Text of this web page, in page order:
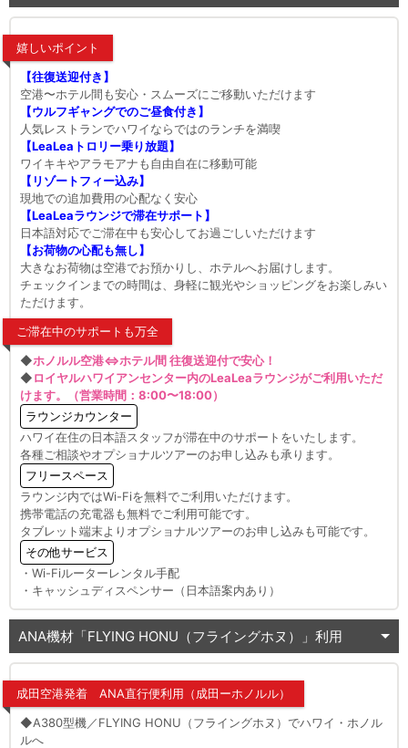
嬉しいポイント
【往復送迎付き】
空港〜ホテル間も安心・スムーズにご移動いただけます
【ウルフギャングでのご昼食付き】
人気レストランでハワイならではのランチを満喫
【LeaLeaトロリー乗り放題】
ワイキキやアラモアナも自由自在に移動可能
【リゾートフィー込み】
現地での追加費用の心配なく安心
【LeaLeaラウンジで滞在サポート】
日本語対応でご滞在中も安心してお過ごしいただけます
【お荷物の心配も無し】
大きなお荷物は空港でお預かりし、ホテルへお届けします。
チェックインまでの時間は、身軽に観光やショッピングをお楽しみい
ただけます。
ご滞在中のサポートも万全
◆ホノルル空港⇔ホテル間 往復送迎付で安心！
◆ロイヤルハワイアンセンター内のLeaLeaラウンジがご利用いただ
けます。（営業時間：8:00〜18:00）
ラウンジカウンター
ハワイ在住の日本語スタッフが滞在中のサポートをいたします。
各種ご相談やオプショナルツアーのお申し込みも承ります。
フリースペース
ラウンジ内ではWi-Fiを無料でご利用いただけます。
携帯電話の充電器も無料でご利用可能です。
タブレット端末よりオプショナルツアーのお申し込みも可能です。
その他サービス
・Wi-Fiルーターレンタル手配
・キャッシュディスペンサー（日本語案内あり）
ANA機材「FLYING HONU（フライングホヌ）」利用
成田空港発着 ANA直行便利用（成田ーホノルル）
◆A380型機／FLYING HONU（フライングホヌ）でハワイ・ホノル
ルへ